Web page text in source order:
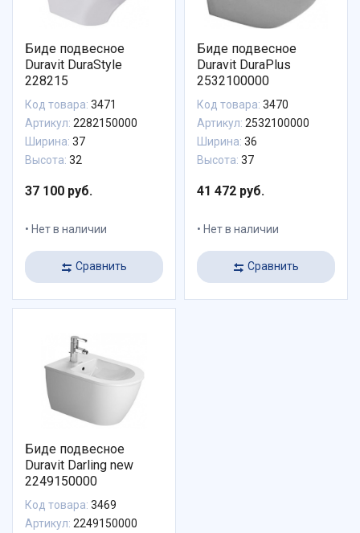
Биде подвесное
Duravit DuraStyle
228215
Код товара: 3471
Артикул: 2282150000
Ширина: 37
Высота: 32
37 100 руб.
Нет в наличии
Сравнить
Биде подвесное
Duravit DuraPlus
2532100000
Код товара: 3470
Артикул: 2532100000
Ширина: 36
Высота: 37
41 472 руб.
Нет в наличии
Сравнить
Биде подвесное
Duravit Darling new
2249150000
Код товара: 3469
Артикул: 2249150000